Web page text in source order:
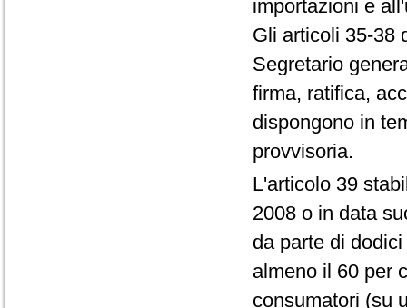
importazioni e
Gli articoli 35-38
Segretario
firma, ratifica,
dispongono in
provvisoria.
L'articolo 39
2008 o in data
da parte di
almeno il 60 per
consumatori (su